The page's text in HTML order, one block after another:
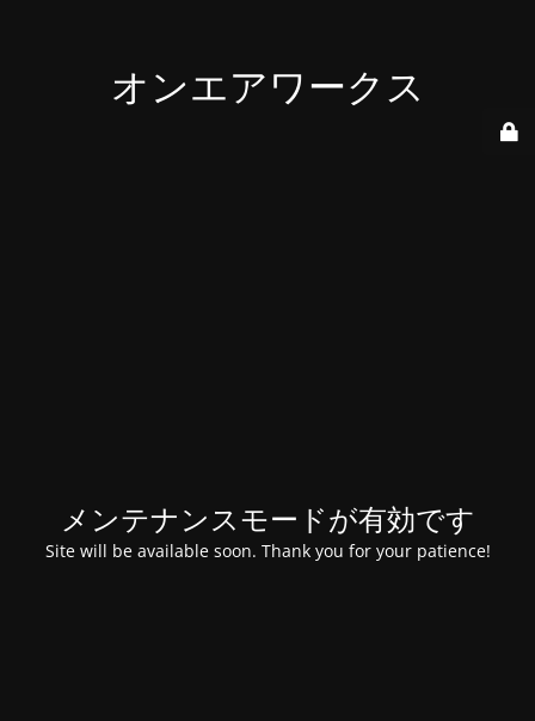
オンエアワークス
メンテナンスモードが有効です
Site will be available soon. Thank you for your patience!